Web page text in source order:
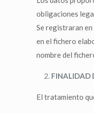
obligaciones
Se registraran
en el fichero
nombre del
FINALIDAD
El tratamiento